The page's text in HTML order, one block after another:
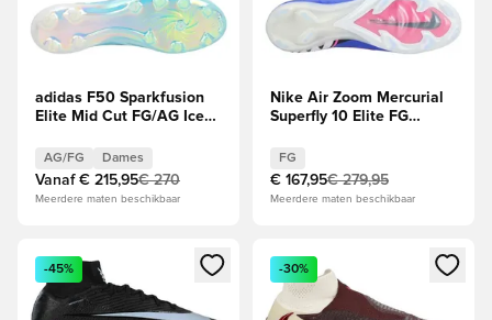
adidas F50 Sparkfusion
Elite Mid Cut FG/AG Ice
Blue/Dune Pearl/Geel
Dames
AG/FG Dames
Vanaf € 215,95€ 270
Meerdere maten beschikbaar
Nike Air Zoom Mercurial
Superfly 10 Elite FG
FG
€ 167,95€ 279,95
Meerdere maten beschikbaar
Opent een venster om in te loggen of je aan te melden als
-45%
Opent een venster om in te
-30%